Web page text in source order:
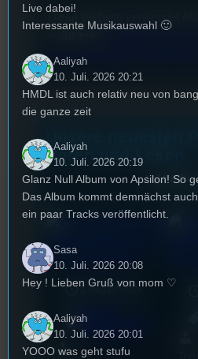
Diese Website verwendet
Unsere neuesten
Hören und Lesen
Alle
3. August 2026
Interview
Veranstaltungen
Live dabei!
Interessante Musikauswahl 🙂
Aaliyah
10. Juli. 2026 20:21
HMDL ist auch relativ neu von
die ganze zeit
Aaliyah
10. Juli. 2026 20:19
Glanz Null Album von Apsilon! So
Das Album kommt demnächst
ein paar Tracks veröffentlicht.
Sasa
10. Juli. 2026 20:08
Hey ! Lieben Gruß von mom ♡
Aaliyah
10. Juli. 2026 20:01
YOOO was geht stufu